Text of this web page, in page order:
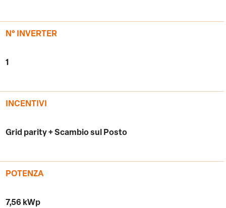
N° INVERTER
1
INCENTIVI
Grid parity + Scambio sul Posto
POTENZA
7,56 kWp